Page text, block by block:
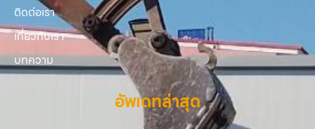
ติดต่อเรา
เกี่ยวกับเรา
บทความ
อัพเดทล่าสุด